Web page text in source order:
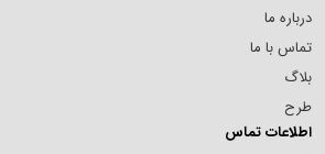
درباره ما
تماس با ما
بلاگ
طرح
اطلاعات تماس